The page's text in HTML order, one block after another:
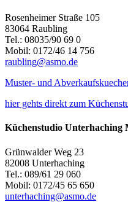
Rosenheimer Straße 105
83064 Raubling
Tel.: 08035/90 69 0
Mobil: 0172/46 14 756
raubling@asmo.de
Muster- und
hier gehts direkt zum
Küchenstudio Unterhaching
Grünwalder Weg 23
82008 Unterhaching
Tel.: 089/61 29 060
Mobil: 0172/45 65 650
unterhaching@asmo.de